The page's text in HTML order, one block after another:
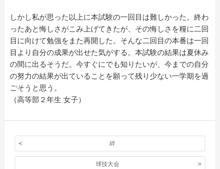
しかし私が思った以上に本試験の一回目は難しかった。終わ
ったあと悔しさがこみ上げてきたが、その悔しさを糧に二回
目に向けて勉強をまた再開した。そんな二回目の本番は一回
目より自分の成果が出せた気がする。本試験の結果は夏休み
の間に出るそうだ。今すぐにでも知りたいが、今までの自分
の努力の結果が出ていることを願って残り少ない一学期を過
ごそうと思う。
（高等部２年生 女子）
絆
球技大会